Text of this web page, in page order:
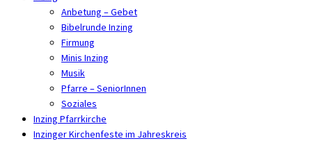
Anbetung – Gebet
Bibelrunde Inzing
Firmung
Minis Inzing
Musik
Pfarre – SeniorInnen
Soziales
Inzing Pfarrkirche
Inzinger Kirchenfeste im Jahreskreis